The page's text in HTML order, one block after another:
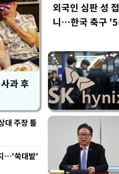
과 후
외국인 심판 성
니…한국 축구
대 주장 틀
…'쑥대밭'